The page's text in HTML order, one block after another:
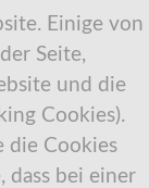
Einige von
Seite,
und die
Cookies).
die Cookies
dass bei einer